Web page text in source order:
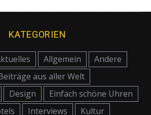
KATEGORIEN
Allgemein
Andere
aus aller Welt
Design
Einfach schöne Uhren
Interviews Kultur